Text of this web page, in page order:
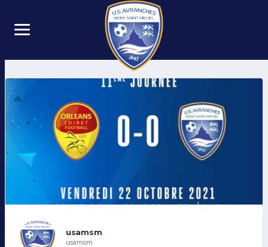
usamsm
usamsm